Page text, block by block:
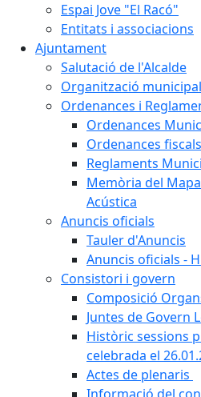
Espai Jove "El Racó"
Entitats i associacions
Ajuntament
Salutació de l'Alcalde
Organització municipal
Ordenances i
Ordenances
Ordenances fiscals
Reglaments
Memòria del
Acústica
Anuncis oficials
Tauler d'Anuncis
Anuncis oficials -
Consistori i govern
Composició
Juntes de Govern
Històric sessions
celebrada el
Actes de plenaris